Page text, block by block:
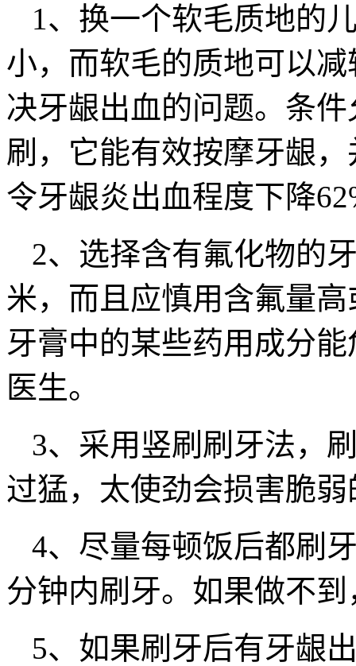
1、换一个软毛质地的
小，而软毛的质地可以
决牙龈出血的问题。条
刷，它能有效按摩牙龈
令牙龈炎出血程度下降
2、选择含有氟化物的
米，而且应慎用含氟量
牙膏中的某些药用成分
医生。
3、采用竖刷刷牙法，
过猛，太使劲会损害脆
4、尽量每顿饭后都刷
分钟内刷牙。如果做不
5、如果刷牙后有牙龈